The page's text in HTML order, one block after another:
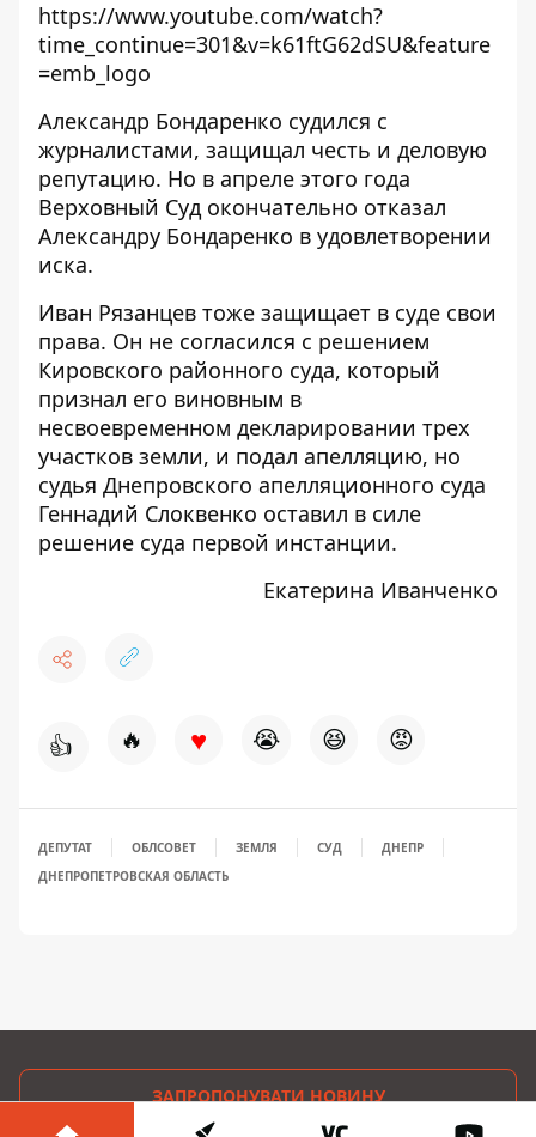
https://www.youtube.com/watch?
time_continue=301&v=k61ftG62dSU&feature
=emb_logo
Александр Бондаренко судился с
журналистами, защищал честь и деловую
репутацию. Но в апреле этого года
Верховный Суд окончательно отказал
Александру Бондаренко в удовлетворении
иска.
Иван Рязанцев тоже защищает в суде свои
права. Он не согласился с решением
Кировского районного суда, который
признал его виновным в
несвоевременном декларировании трех
участков земли, и подал апелляцию, но
судья Днепровского апелляционного суда
Геннадий Слоквенко оставил в силе
решение суда первой инстанции.
Екатерина Иванченко
👍 🔥 ♥ 😭 😆 😡
ДЕПУТАТ ОБЛСОВЕТ ЗЕМЛЯ СУД
ДНЕПР
ДНЕПРОПЕТРОВСКАЯ ОБЛАСТЬ
ЗАПРОПОНУВАТИ НОВИНУ